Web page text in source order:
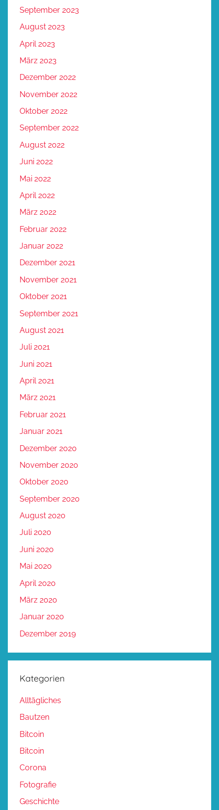
September 2023
August 2023
April 2023
März 2023
Dezember 2022
November 2022
Oktober 2022
September 2022
August 2022
Juni 2022
Mai 2022
April 2022
März 2022
Februar 2022
Januar 2022
Dezember 2021
November 2021
Oktober 2021
September 2021
August 2021
Juli 2021
Juni 2021
April 2021
März 2021
Februar 2021
Januar 2021
Dezember 2020
November 2020
Oktober 2020
September 2020
August 2020
Juli 2020
Juni 2020
Mai 2020
April 2020
März 2020
Januar 2020
Dezember 2019
Kategorien
Alltägliches
Bautzen
Bitcoin
Bitcoin
Corona
Fotografie
Geschichte